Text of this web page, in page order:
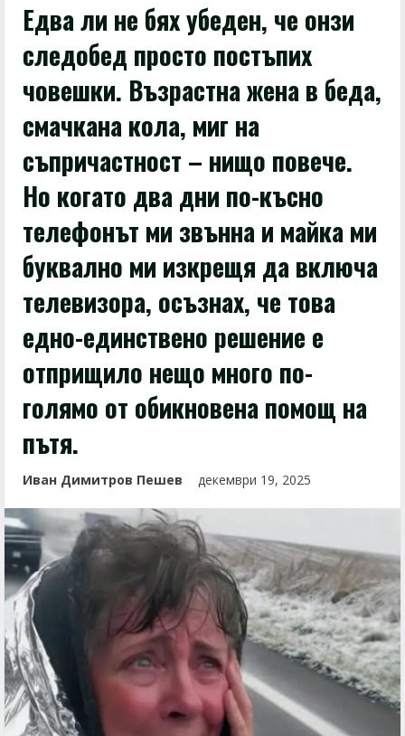
Едва ли не бях убеден, че онзи
следобед просто постъпих
човешки. Възрастна жена в беда,
смачкана кола, миг на
съпричастност – нищо повече.
Но когато два дни по-късно
телефонът ми звънна и майка ми
буквално ми изкрещя да включа
телевизора, осъзнах, че това
едно-единствено решение е
отприщило нещо много по-
голямо от обикновена помощ на
пътя.
Иван Димитров Пешев декември 19, 2025